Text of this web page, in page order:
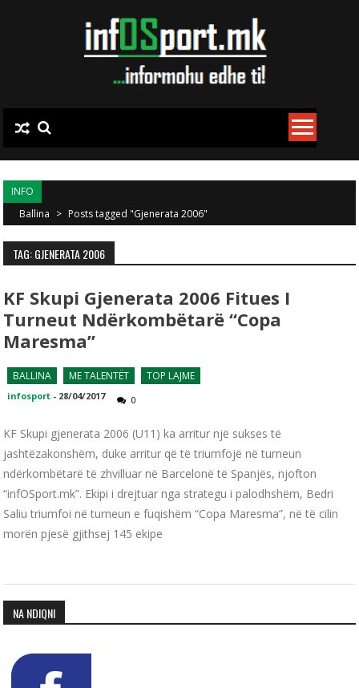
INFO
Ballina > Posts tagged "Gjenerata 2006"
TAG: GJENERATA 2006
KF Skupi Gjenerata 2006 Fitues I
Turneut Ndërkombëtarë “Copa
Maresma”
BALLINA ME TALENTËT TOP LAJME
infosport - 28/04/2017 0
KF Skupi gjenerata 2006 (U11) ka arritur një sukses të
jashtëzakonshëm, duke arritur që të triumfojë në turneun
ndërkombëtarë të zhvilluar në Barcelonë të Spanjës, njofton
“infOSport.mk”. Ekipi i drejtuar nga strategu i palodhshëm, Bedri
Saliu triumfoi në turneun e fuqishëm “Copa Maresma”, në të cilin
morën pjesë gjithsej 145 ekipe
NA NDIQNI